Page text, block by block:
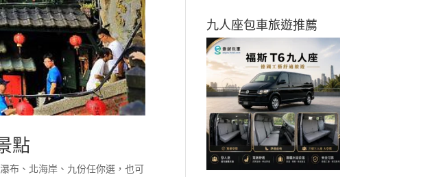
點
布、北海岸、九份任你選，也可
九人座包車旅遊推薦